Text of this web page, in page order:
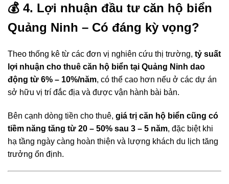
💰 4. Lợi nhuận đầu tư căn hộ biển
Quảng Ninh – Có đáng kỳ vọng?
Theo thống kê từ các đơn vị nghiên cứu thị trường, tỷ suất
lợi nhuận cho thuê căn hộ biển tại Quảng Ninh dao
động từ 6% – 10%/năm, có thể cao hơn nếu ở các dự án
sở hữu vị trí đắc địa và được vận hành bài bản.
Bên cạnh dòng tiền cho thuê, giá trị căn hộ biển cũng có
tiềm năng tăng từ 20 – 50% sau 3 – 5 năm, đặc biệt khi
hạ tầng ngày càng hoàn thiện và lượng khách du lịch tăng
trưởng ổn định.